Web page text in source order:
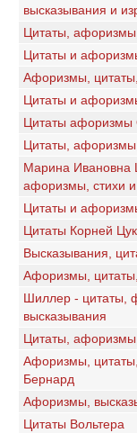
высказывания и
Цитаты,
Цитаты и
Афоризмы,
Цитаты и
Цитаты афоризмы
Цитаты,
Марина Ивановна
афоризмы, стихи
Цитаты и
Цитаты Корней
Высказывания,
Афоризмы,
Шиллер - цитаты,
высказывания
Цитаты,
Афоризмы,
Бернард
Афоризмы,
Цитаты Вольтера